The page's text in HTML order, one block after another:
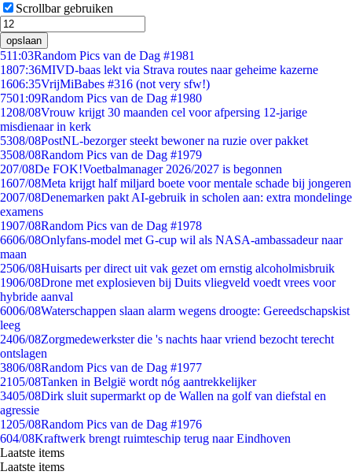
Scrollbar gebruiken
opslaan
511:03Random Pics van de Dag #1981
1807:36MIVD-baas lekt via Strava routes naar geheime kazerne
1606:35VrijMiBabes #316 (not very sfw!)
7501:09Random Pics van de Dag #1980
1208/08Vrouw krijgt 30 maanden cel voor afpersing 12-jarige
misdienaar in kerk
5308/08PostNL-bezorger steekt bewoner na ruzie over pakket
3508/08Random Pics van de Dag #1979
207/08De FOK!Voetbalmanager 2026/2027 is begonnen
1607/08Meta krijgt half miljard boete voor mentale schade bij jongeren
2007/08Denemarken pakt AI-gebruik in scholen aan: extra mondelinge
examens
1907/08Random Pics van de Dag #1978
6606/08Onlyfans-model met G-cup wil als NASA-ambassadeur naar
maan
2506/08Huisarts per direct uit vak gezet om ernstig alcoholmisbruik
1906/08Drone met explosieven bij Duits vliegveld voedt vrees voor
hybride aanval
6006/08Waterschappen slaan alarm wegens droogte: Gereedschapskist
leeg
2406/08Zorgmedewerkster die 's nachts haar vriend bezocht terecht
ontslagen
3806/08Random Pics van de Dag #1977
2105/08Tanken in België wordt nóg aantrekkelijker
3405/08Dirk sluit supermarkt op de Wallen na golf van diefstal en
agressie
1205/08Random Pics van de Dag #1976
604/08Kraftwerk brengt ruimteschip terug naar Eindhoven
Laatste items
Laatste items